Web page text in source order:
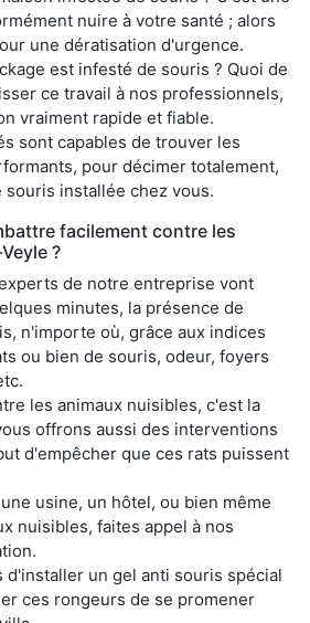
nuire à votre santé ; alors
une dératisation d'urgence.
est infesté de souris ? Quoi de
ce travail à nos professionnels,
vraiment rapide et fiable.
sont capables de trouver les
pour décimer totalement,
installée chez vous.
facilement contre les
?
de notre entreprise vont
minutes, la présence de
n'importe où, grâce aux indices
ou bien de souris, odeur, foyers
les animaux nuisibles, c'est la
offrons aussi des interventions
d'empêcher que ces rats puissent
usine, un hôtel, ou bien même
nuisibles, faites appel à nos
d'installer un gel anti souris spécial
ces rongeurs de se promener